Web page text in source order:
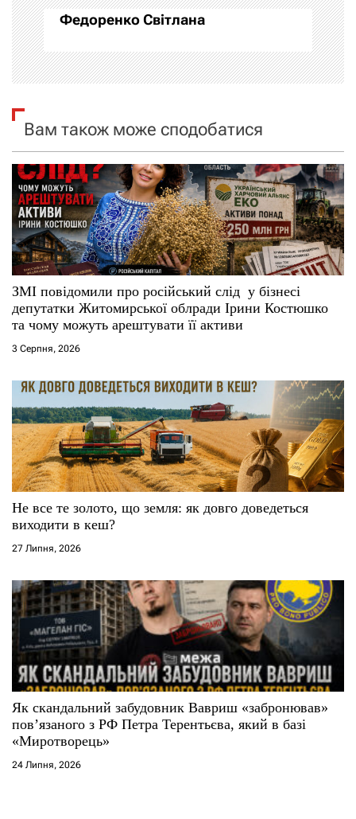
ц
і
а
п
и
с
і
в
Федоренко Світлана
Вам також може сподобатися
ЗМІ повідомили про російський слід у бізнесі
депутатки Житомирської облради Ірини Костюшко
та чому можуть арештувати її активи
3 Серпня, 2026
Не все те золото, що земля: як довго доведеться
виходити в кеш?
27 Липня, 2026
Як скандальний забудовник Вавриш «забронював»
повʼязаного з РФ Петра Терентьєва, який в базі
«Миротворець»
24 Липня, 2026